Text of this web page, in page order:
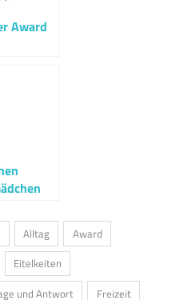
Award
Alltag
Award
Eitelkeiten
und Antwort Freizeit